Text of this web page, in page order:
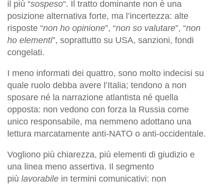
il più “sospeso“. Il tratto dominante non è una
posizione alternativa forte, ma l’incertezza: alte
risposte “non ho opinione”, “non so valutare”, “non
ho elementi”, soprattutto su USA, sanzioni, fondi
congelati.
I meno informati dei quattro, sono molto indecisi su
quale ruolo debba avere l’Italia; tendono a non
sposare né la narrazione atlantista né quella
opposta: non vedono con forza la Russia come
unico responsabile, ma nemmeno adottano una
lettura marcatamente anti-NATO o anti-occidentale.
Vogliono più chiarezza, più elementi di giudizio e
una linea meno assertiva. Il segmento
più lavorabile in termini comunicativi: non